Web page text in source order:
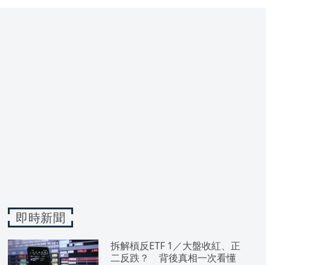
即時新聞
拆解槓反ETF 1／大盤收紅、正
二反跌？ 背後真相一次看懂